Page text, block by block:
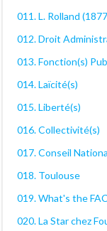
011. L. Rolland
012. Droit
013. Fonction(s)
014. Laïcité(s)
015. Liberté(s)
016. Collectivité(s)
017. Conseil
018. Toulouse
019. What's the
020. La Star chez